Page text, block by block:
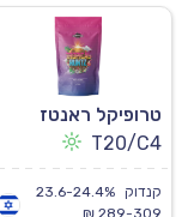
טרופיקל ראנטז
T20/C4
קנדוק
23.6-24.4%
289-309 ₪